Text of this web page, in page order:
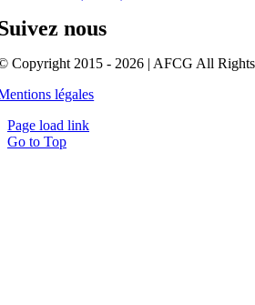
nous
Copyright 2015 - 2026 | AFCG All Rights
légales
Page load link
Go to Top